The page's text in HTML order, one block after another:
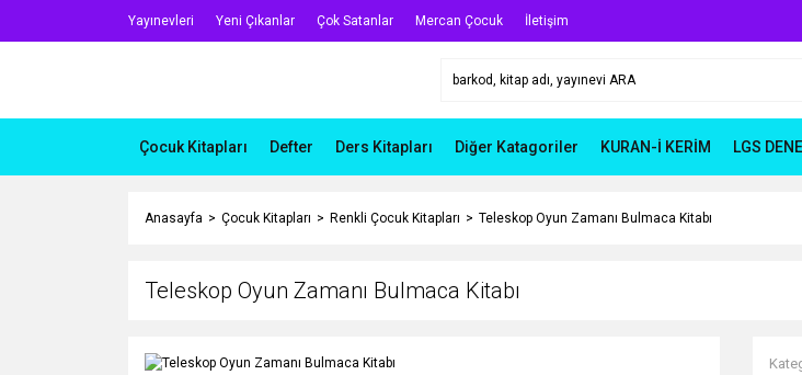
Yayınevleri Yeni Çıkanlar Çok Satanlar Mercan Çocuk İletişim
Çocuk Kitapları Defter Ders Kitapları Diğer Katagoriler KURAN-İ KERİM LGS
Anasayfa Çocuk Kitapları Renkli Çocuk Kitapları Teleskop Oyun Zamanı Bulmaca Kitabı
Teleskop Oyun Zamanı Bulmaca Kitabı